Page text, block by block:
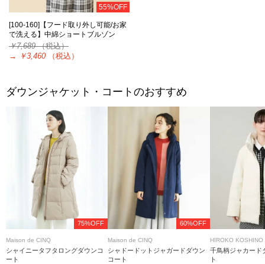
55%OFF
[100-160]【フード取り外し可能/お家
で洗える】中綿ショートブルゾン
￥7,689（税込）
→
￥3,460 （税込）
ダウンジャケット・コートのおすすめ
75%OFF
Maison de CINQ
シャイニータフタロングダウンコ
ート
60%OFF
Maison de CINQ
シャドードットジャガードダウン
コート
HIROKO KOSHINO
千鳥柄ジャカード
ト